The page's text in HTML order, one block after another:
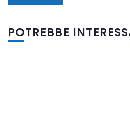
POTREBBE